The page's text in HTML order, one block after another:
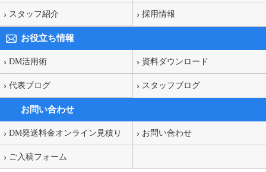
スタッフ紹介 採用情報
お役立ち情報
DM活用術 資料ダウンロード
代表ブログ スタッフブログ
お問い合わせ
DM発送料金オンライン見積り お問い合わせ
ご入稿フォーム